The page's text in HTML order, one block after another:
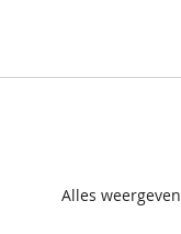
Alles weergeven